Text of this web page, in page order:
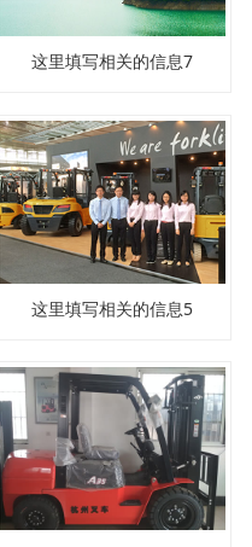
这里填写相关的信息7
这里填写相关的信息5